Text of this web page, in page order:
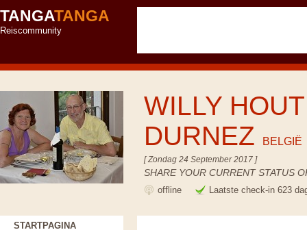
TANGATANGA
Reiscommunity
WILLY
DURNEZ
BELGIË
[ Zondag 24 September 2017 ]
SHARE YOUR CURRENT STATUS
offline Laatste check-in 623
STARTPAGINA